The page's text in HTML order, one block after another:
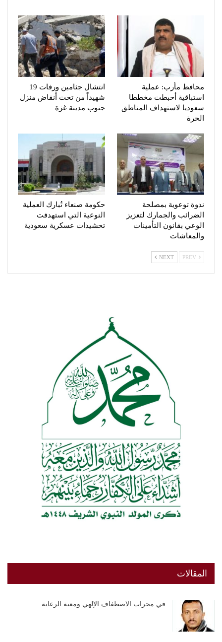
محافظ مأرب: عملية
استباقية أحبطت مخططا
سعوديا لاستهداف المناطق
الحرة
انتشال جثامين ورفات 19
شهيداً من تحت أنقاض منزل
جنوب مدينة غزة
ندوة توعوية بمصلحة
الضرائب والجمارك لتعزيز
الوعي بقانون التأمينات
والمعاشات
حكومة صنعاء تُبارك العملية
النوعية التي استهدفت
تحشيدات عسكرية سعودية
NEXT
المقالات
في محراب الاصطفاف الإلهي ومعية الرعاية